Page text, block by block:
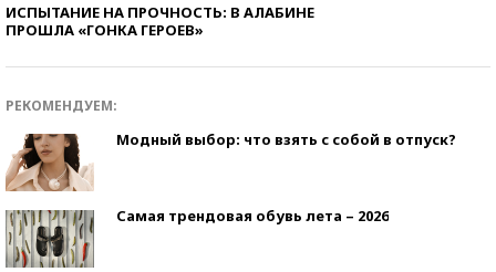
ИСПЫТАНИЕ НА ПРОЧНОСТЬ: В АЛАБИНЕ
ПРОШЛА «ГОНКА ГЕРОЕВ»
РЕКОМЕНДУЕМ:
Модный выбор: что взять с собой в отпуск?
Самая трендовая обувь лета – 2026